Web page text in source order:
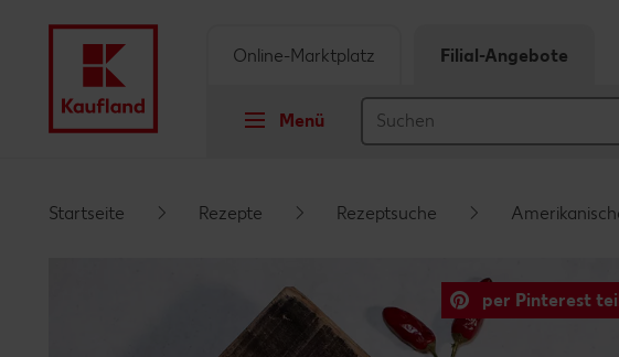
Menü
Online-Marktplatz Filial-Angebote
Startseite Rezepte Rezeptsuche
per Pinterest